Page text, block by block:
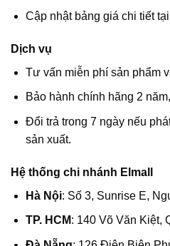
Cập nhật bảng giá chi tiết
Dịch vụ
Tư vấn miễn phí sản phẩm
Bảo hành chính hãng 2
Đổi trả trong 7 ngày nếu
sản xuất.
Hệ thống chi nhánh Elmall
Hà Nội: Số 3, Sunrise E,
TP. HCM: 140 Võ Văn Kiệt,